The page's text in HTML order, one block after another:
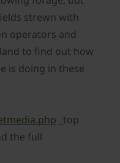
strewn with
operators and
to find out how
is doing in these
_top
the full